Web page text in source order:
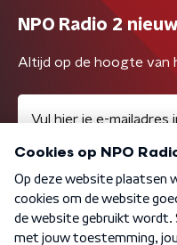
NPO Radio 2
Altijd op de hoogte van
Algemene voorwaarden